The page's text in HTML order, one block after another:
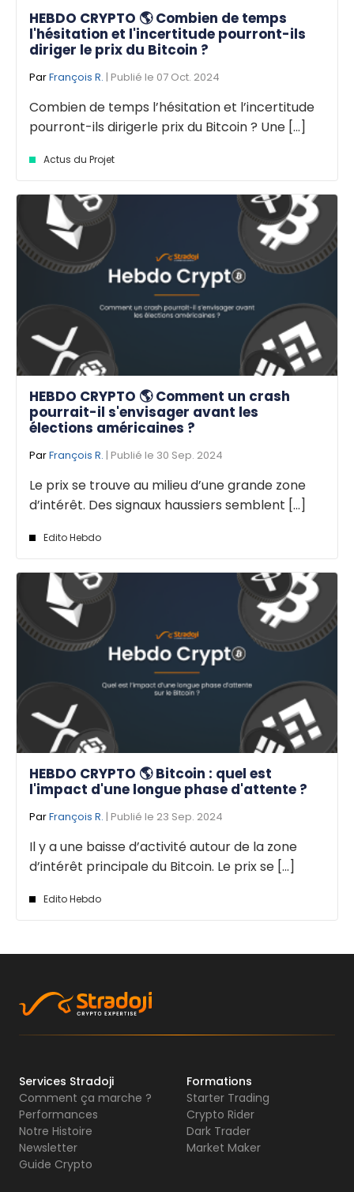
HEBDO CRYPTO 🌎 Combien de temps
l'hésitation et l'incertitude pourront-ils
diriger le prix du Bitcoin ?
ParFrançois R. | Publié le 07 Oct. 2024
Combien de temps l’hésitation et l’incertitude
pourront-ils dirigerle prix du Bitcoin ? Une [...]
Actus du Projet
HEBDO CRYPTO 🌎 Comment un crash
pourrait-il s'envisager avant les
élections américaines ?
ParFrançois R. | Publié le 30 Sep. 2024
Le prix se trouve au milieu d’une grande zone
d’intérêt. Des signaux haussiers semblent [...]
Edito Hebdo
HEBDO CRYPTO 🌎 Bitcoin : quel est
l'impact d'une longue phase d'attente ?
ParFrançois R. | Publié le 23 Sep. 2024
Il y a une baisse d’activité autour de la zone
d’intérêt principale du Bitcoin. Le prix se [...]
Edito Hebdo
Services Stradoji
Comment ça marche ?
Performances
Notre Histoire
Newsletter
Guide Crypto
Formations
Starter Trading
Crypto Rider
Dark Trader
Market Maker